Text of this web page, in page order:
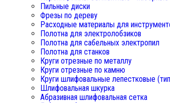
Пильные диски
Фрезы по дереву
Расходные материалы для
Полотна для электролобзиков
Полотна для сабельных электропил
Полотна для станков
Круги отрезные по металлу
Круги отрезные по камню
Круги шлифовальные лепестковые
Шлифовальная шкурка
Абразивная шлифовальная сетка